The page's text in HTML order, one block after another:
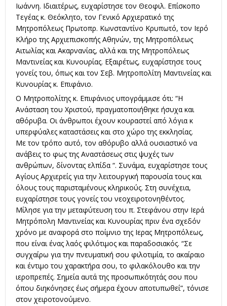
Ιωάννη. Ιδιαιτέρως, ευχαρίστησε τον Θεοφιλ. Επίσκοπο
Τεγέας κ. Θεόκλητο, τον Γενικό Αρχιερατικό της
Μητροπόλεως Πρωτοπρ. Κωνσταντίνο Κρυπωτό, τον Ιερό
Κλήρο της Αρχιεπισκοπής Αθηνών, της Μητροπόλεως
Αιτωλίας και Ακαρνανίας, αλλά και της Μητροπόλεως
Μαντινείας και Κυνουρίας. Εξαιρέτως, ευχαρίστησε τους
γονείς του, όπως και τον Σεβ. Μητροπολίτη Μαντινείας και
Κυνουρίας κ. Επιφάνιο.
Ο Μητροπολίτης κ. Επιφάνιος υπογράμμισε ότι: “Η
Ανάσταση του Χριστού, πραγματοποιήθηκε ήσυχα και
αθόρυβα. Οι άνθρωποι έχουν κουραστεί από λόγια κ
υπερφύαλες καταστάσεις και στο χώρο της εκκλησίας.
Με τον τρόπο αυτό, τον αθόρυβο αλλά ουσιαστικό να
ανάβεις το φως της Αναστάσεως στις ψυχές των
ανθρώπων, δίνοντας ελπίδα “. Συνάμα, ευχαρίστησε τους
Αγίους Αρχιερείς για την λειτουργική παρουσία τους και
όλους τους παρισταμένους κληρικούς. Στη συνέχεια,
ευχαρίστησε τους γονείς του νεοχειροτονηθέντος.
Μίλησε για την μεταφύτευση του π. Στεφάνου στην Ιερά
Μητρόπολη Μαντινείας και Κυνουρίας πριν ένα σχεδόν
χρόνο με αναφορά στο ποίμνιο της Ιερας Μητροπόλεως,
που είναι ένας λαός φιλότιμος και παραδοσιακός. “Σε
συγχαίρω για την πνευματική σου φιλοτιμία, το ακαίραιο
και έντιμο του χαρακτήρα σου, το φιλακόλουθο και την
ιεροπρεπές. Σημεία αυτά της προσωπικότητάς σου που
όπου διηκόνησες έως σήμερα έχουν αποτυπωθεί”, τόνισε
στον χειροτονούμενο.